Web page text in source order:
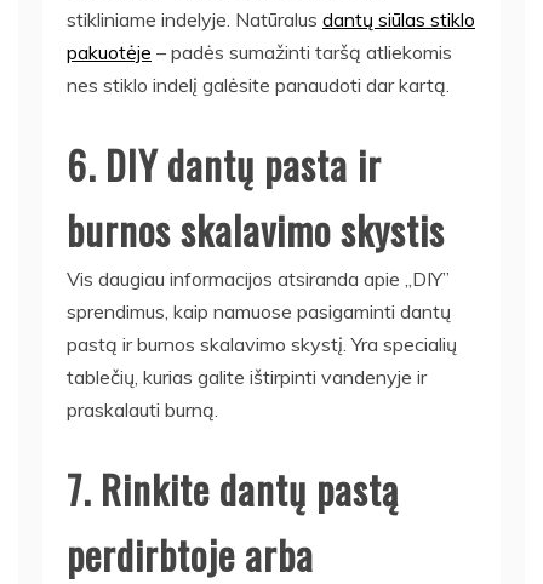
stikliniame indelyje. Natūralus dantų siūlas stiklo
pakuotėje – padės sumažinti taršą atliekomis
nes stiklo indelį galėsite panaudoti dar kartą.
6. DIY dantų pasta ir
burnos skalavimo skystis
Vis daugiau informacijos atsiranda apie „DIY”
sprendimus, kaip namuose pasigaminti dantų
pastą ir burnos skalavimo skystį. Yra specialių
tablečių, kurias galite ištirpinti vandenyje ir
praskalauti burną.
7. Rinkite dantų pastą
perdirbtoje arba